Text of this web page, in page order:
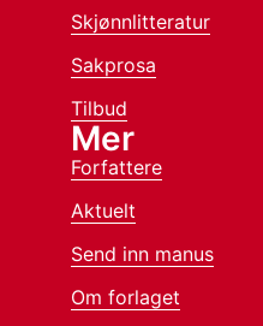
Skjønnlitteratur
Sakprosa
Tilbud
Mer
Forfattere
Aktuelt
Send inn manus
Om forlaget